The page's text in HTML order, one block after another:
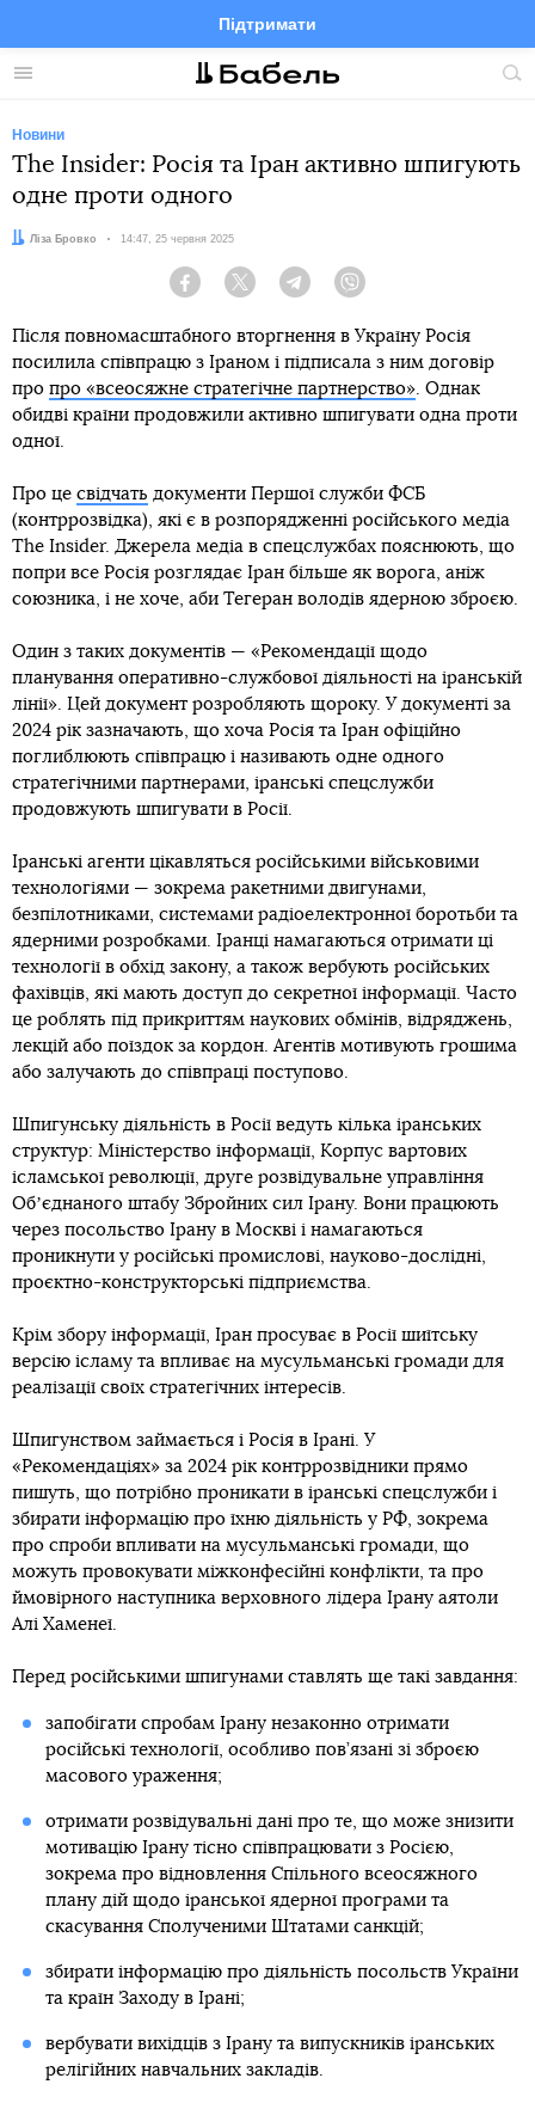
Меню
Підтримати
FacebookTelegramTwitter
Новини
The Insider: Росія та Іран активно шпигують
одне проти одного
Автор:
Ліза Бровко Дата:
14:47, 25 червня 2025
Facebook Twitter Telegram
Після повномасштабного вторгнення в Україну Росія
посилила співпрацю з Іраном і підписала з ним договір
про про «всеосяжне стратегічне партнерство». Однак
обидві країни продовжили активно шпигувати одна проти
одної.
Про це свідчать документи Першої служби ФСБ
(контррозвідка), які є в розпорядженні російського медіа
The Insider. Джерела медіа в спецслужбах пояснюють, що
попри все Росія розглядає Іран більше як ворога, аніж
союзника, і не хоче, аби Тегеран володів ядерною зброєю.
Один з таких документів — «Рекомендації щодо
планування оперативно-службової діяльності на іранській
лінії». Цей документ розробляють щороку. У документі за
2024 рік зазначають, що хоча Росія та Іран офіційно
поглиблюють співпрацю і називають одне одного
стратегічними партнерами, іранські спецслужби
продовжують шпигувати в Росії.
Іранські агенти цікавляться російськими військовими
технологіями — зокрема ракетними двигунами,
безпілотниками, системами радіоелектронної боротьби та
ядерними розробками. Іранці намагаються отримати ці
технології в обхід закону, а також вербують російських
фахівців, які мають доступ до секретної інформації. Часто
це роблять під прикриттям наукових обмінів, відряджень,
лекцій або поїздок за кордон. Агентів мотивують грошима
або залучають до співпраці поступово.
Шпигунську діяльність в Росії ведуть кілька іранських
структур: Міністерство інформації, Корпус вартових
ісламської революції, друге розвідувальне управління
Обʼєднаного штабу Збройних сил Ірану. Вони працюють
через посольство Ірану в Москві і намагаються
проникнути у російські промислові, науково-дослідні,
проєктно-конструкторські підприємства.
Крім збору інформації, Іран просуває в Росії шиїтську
версію ісламу та впливає на мусульманські громади для
реалізації своїх стратегічних інтересів.
Шпигунством займається і Росія в Ірані. У
«Рекомендаціях» за 2024 рік контррозвідники прямо
пишуть, що потрібно проникати в іранські спецслужби і
збирати інформацію про їхню діяльність у РФ, зокрема
про спроби впливати на мусульманські громади, що
можуть провокувати міжконфесійні конфлікти, та про
ймовірного наступника верховного лідера Ірану аятоли
Алі Хаменеї.
Перед російськими шпигунами ставлять ще такі завдання:
запобігати спробам Ірану незаконно отримати
російські технології, особливо пов’язані зі зброєю
масового ураження;
отримати розвідувальні дані про те, що може знизити
мотивацію Ірану тісно співпрацювати з Росією,
зокрема про відновлення Спільного всеосяжного
плану дій щодо іранської ядерної програми та
скасування Сполученими Штатами санкцій;
збирати інформацію про діяльність посольств України
та країн Заходу в Ірані;
вербувати вихідців з Ірану та випускників іранських
релігійних навчальних закладів.